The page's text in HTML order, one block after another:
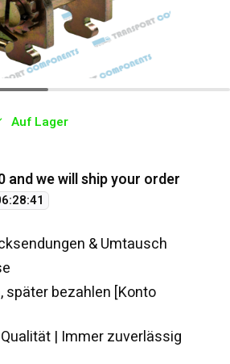
Auf Lager
and we will ship your order
:28:41
& Umtausch
später bezahlen [Konto
| Immer zuverlässig